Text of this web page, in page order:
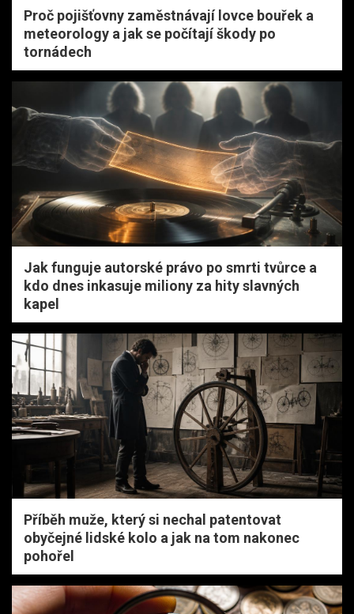
Proč pojišťovny zaměstnávají lovce bouřek a
meteorology a jak se počítají škody po
tornádech
Jak funguje autorské právo po smrti tvůrce a
kdo dnes inkasuje miliony za hity slavných
kapel
Příběh muže, který si nechal patentovat
obyčejné lidské kolo a jak na tom nakonec
pohořel